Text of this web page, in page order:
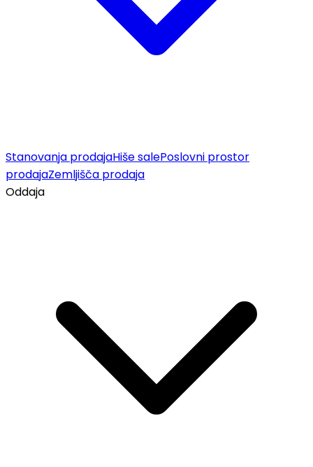
Stanovanja prodajaHiše salePoslovni prostor
prodajaZemljišča prodaja
Oddaja